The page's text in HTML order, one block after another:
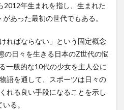
2012年生まれを指し、生まれた
あった最初の世代でもある。
ればならない」という固定概念
の日々を生きる日本のZ世代の悩
一般的な10代の少女を主人公に
語を通して、スポーツは日々の
れる良い手段になることを示し
いる。